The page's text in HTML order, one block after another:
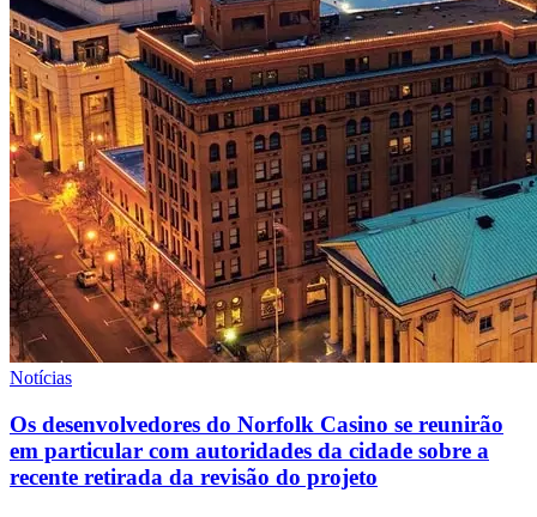
Notícias
Os desenvolvedores do Norfolk Casino se reunirão
em particular com autoridades da cidade sobre a
recente retirada da revisão do projeto